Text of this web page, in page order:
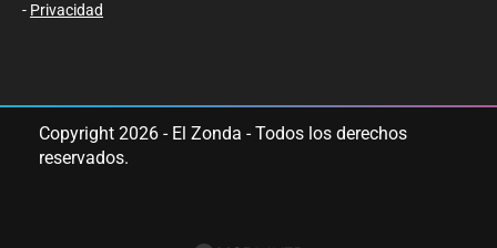
- Privacidad
Copyright 2026 - El Zonda - Todos los derechos
reservados.